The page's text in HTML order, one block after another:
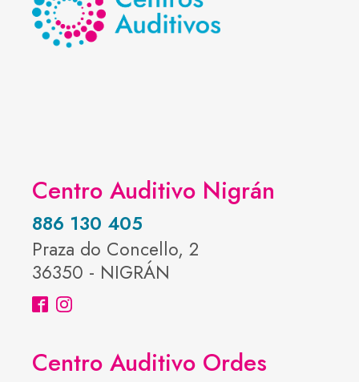
Centro Auditivo Nigrán
886 130 405
Praza do Concello, 2
36350 - NIGRÁN
Centro Auditivo Ordes